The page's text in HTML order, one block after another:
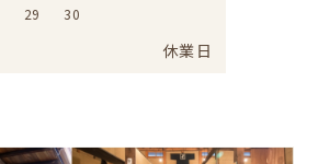
29 30
休業日